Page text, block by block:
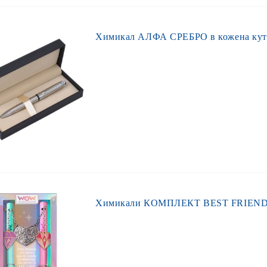
Химикал АЛФА СРЕБРО в кожена
Химикали КОМПЛЕКТ BEST